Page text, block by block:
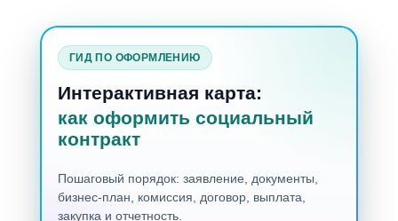
ГИД ПО ОФОРМЛЕНИЮ
Интерактивная карта:
как оформить социальный
контракт
Пошаговый порядок: заявление, документы,
бизнес-план, комиссия, договор, выплата,
закупка и отчетность.